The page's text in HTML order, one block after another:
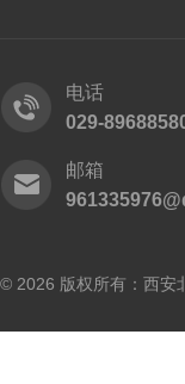
电话
029-
邮箱
© 2026 版权所有：西安